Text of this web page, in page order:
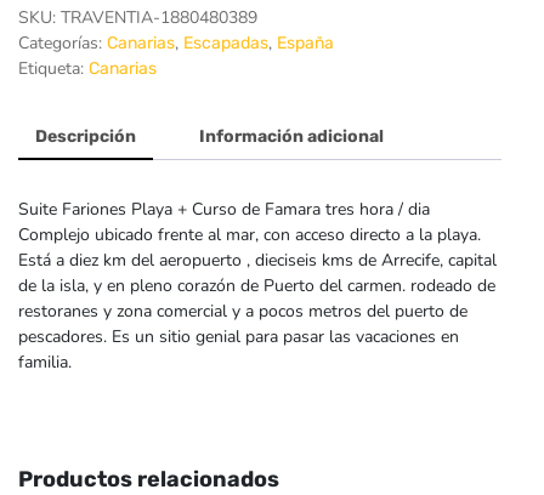
SKU: TRAVENTIA-1880480389
Categorías: Canarias, Escapadas, España
Etiqueta: Canarias
Descripción Información adicional
Suite Fariones Playa + Curso de Famara tres hora / dia
Complejo ubicado frente al mar, con acceso directo a la playa.
Está a diez km del aeropuerto , dieciseis kms de Arrecife, capital
de la isla, y en pleno corazón de Puerto del carmen. rodeado de
restoranes y zona comercial y a pocos metros del puerto de
pescadores. Es un sitio genial para pasar las vacaciones en
familia.
Productos relacionados